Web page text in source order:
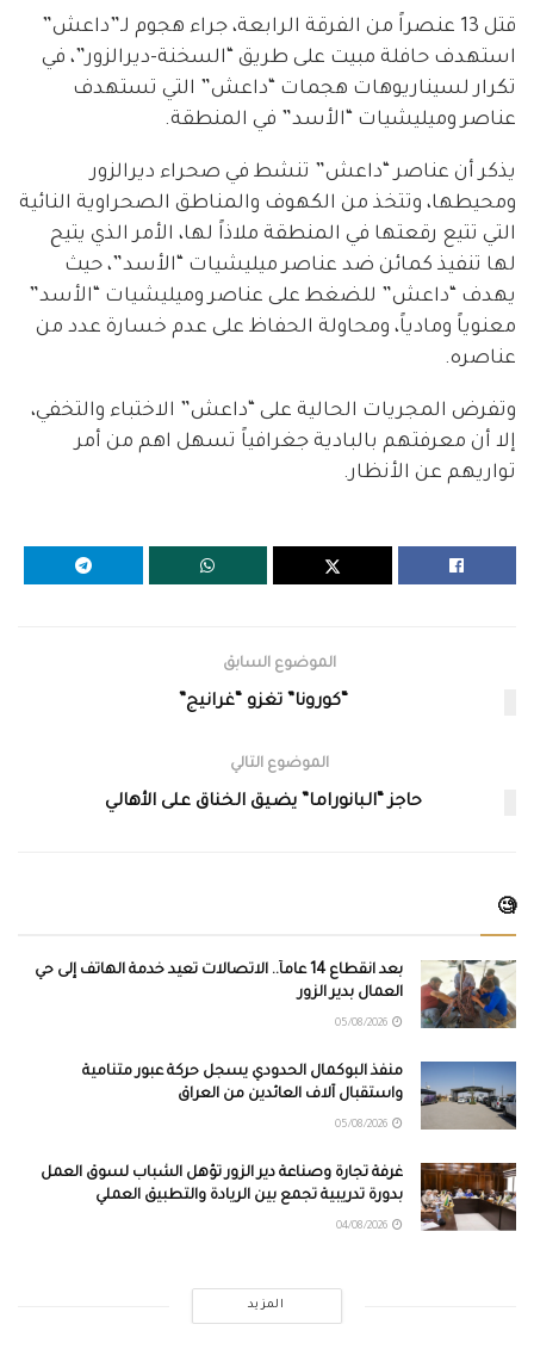
قتل 13 عنصراً من الفرقة الرابعة، جراء هجوم لـ”داعش”
استهدف حافلة مبيت على طريق “السخنة-ديرالزور”، في
تكرار لسيناريوهات هجمات “داعش” التي تستهدف
عناصر وميليشيات “الأسد” في المنطقة.
يذكر أن عناصر “داعش” تنشط في صحراء ديرالزور
ومحيطها، وتتخذ من الكهوف والمناطق الصحراوية النائية
التي تتيع رقعتها في المنطقة ملاذاً لها، الأمر الذي يتيح
لها تنفيذ كمائن ضد عناصر ميليشيات “الأسد”، حيث
يهدف “داعش” للضغط على عناصر وميليشيات “الأسد”
معنوياً ومادياً، ومحاولة الحفاظ على عدم خسارة عدد من
عناصره.
وتفرض المجريات الحالية على “داعش” الاختباء والتخفي،
إلا أن معرفتهم بالبادية جغرافياً تسهل اهم من أمر
تواريهم عن الأنظار.
الموضوع السابق
“كورونا” تغزو “غرانيج”
الموضوع التالي
حاجز “البانوراما” يضيق الخناق على الأهالي
🧐
بعد انقطاع 14 عاماً.. الاتصالات تعيد خدمة الهاتف إلى حي
العمال بدير الزور
منفذ البوكمال الحدودي يسجل حركة عبور متنامية
واستقبال آلاف العائدين من العراق
غرفة تجارة وصناعة دير الزور تؤهل الشباب لسوق العمل
بدورة تدريبية تجمع بين الريادة والتطبيق العملي
المزيد